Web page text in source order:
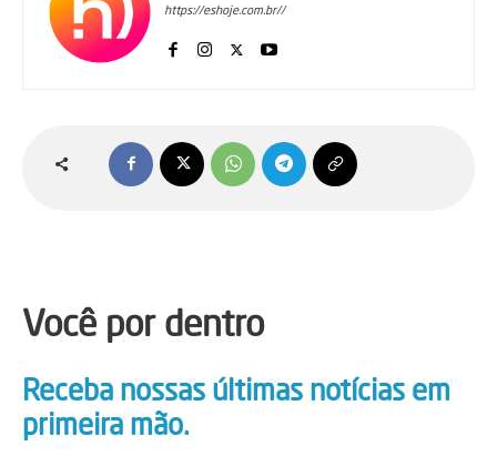
https://eshoje.com.br//
Você por dentro
Receba nossas últimas notícias em
primeira mão.